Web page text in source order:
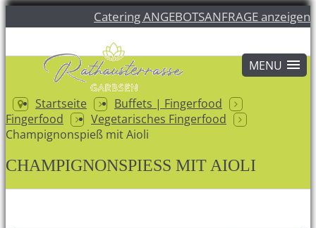
Catering ANGEBOTSANFRAGE anzeigen
Startseite
Buffets | Fingerfood
Fingerfood
Vegetarisches Fingerfood
Champignonspieß mit Aioli
CHAMPIGNONSPIESS MIT AIOLI